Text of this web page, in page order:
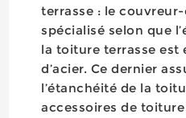
terrasse : le
spécialisé selon que
la toiture terrasse est
d’acier. Ce dernier
l’étanchéité de la
accessoires de